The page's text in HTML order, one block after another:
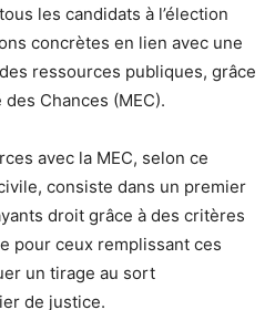
les candidats à l’élection
concrètes en lien avec une
ressources publiques, grâce
Chances (MEC).
avec la MEC, selon ce
consiste dans un premier
droit grâce à des critères
pour ceux remplissant ces
un tirage au sort
de justice.